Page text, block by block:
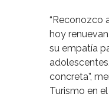
“Reconozco
hoy
su empatía
concreta”,
Turismo en